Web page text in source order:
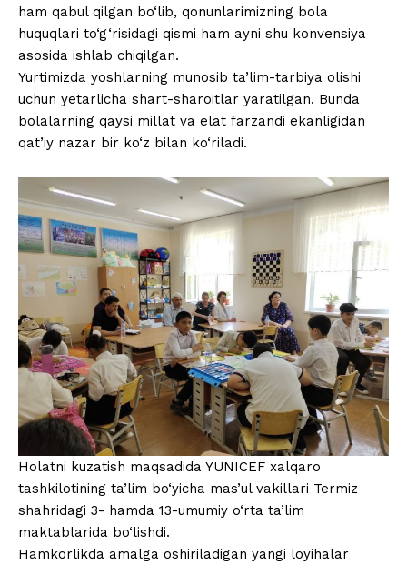
ham qabul qilgan bo‘lib, qonunlarimizning bola
huquqlari to‘g‘risidagi qismi ham ayni shu konvensiya
asosida ishlab chiqilgan.
Yurtimizda yoshlarning munosib ta’lim-tarbiya olishi
uchun yetarlicha shart-sharoitlar yaratilgan. Bunda
bolalarning qaysi millat va elat farzandi ekanligidan
qat’iy nazar bir ko‘z bilan ko‘riladi.
Holatni kuzatish maqsadida YUNICEF xalqaro
tashkilotining ta’lim bo‘yicha mas’ul vakillari Termiz
shahridagi 3- hamda 13-umumiy o‘rta ta’lim
maktablarida bo‘lishdi.
Hamkorlikda amalga oshiriladigan yangi loyihalar